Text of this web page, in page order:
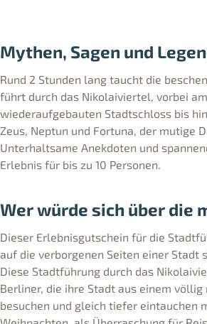
Mythen, Sagen und
Rund 2 Stunden lang taucht die
führt durch das Nikolaiviertel, vorbei
wiederaufgebauten Stadtschloss bis
Zeus, Neptun und Fortuna, der mutige
Unterhaltsame Anekdoten und
Erlebnis für bis zu 10 Personen.
Wer würde sich über die
Dieser Erlebnisgutschein für die
auf die verborgenen Seiten einer Stadt
Diese Stadtführung durch das
Berliner, die ihre Stadt aus einem
besuchen und gleich tiefer eintauchen